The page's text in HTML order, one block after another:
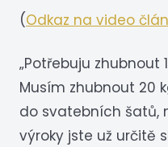
(Odkaz na video
„Potřebuju zhubnout
Musím zhubnout 20
do svatebních šatů,
výroky jste už určitě